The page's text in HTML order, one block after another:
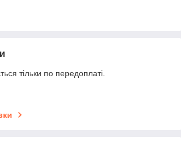
тільки по передоплаті.